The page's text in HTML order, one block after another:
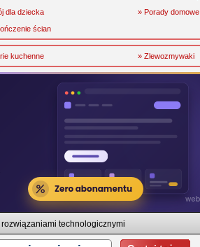
dla dziecka
» Porady domowe
ścian
kuchenne » Zlewozmywaki
technologicznymi